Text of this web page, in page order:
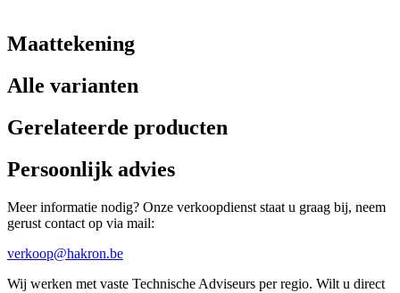
Maattekening
Alle varianten
Gerelateerde producten
Persoonlijk advies
Meer informatie nodig? Onze verkoopdienst staat u graag bij, neem
gerust contact op via mail:
verkoop@hakron.be
Wij werken met vaste Technische Adviseurs per regio. Wilt u direct